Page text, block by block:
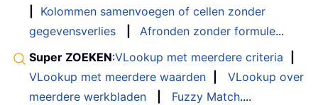
Kolommen samenvoegen of cellen zonder
gegevensverlies
Afronden zonder formule...
Super ZOEKEN:VLookup met meerdere criteria
VLookup met meerdere waarden
VLookup over
meerdere werkbladen
Fuzzy Match....